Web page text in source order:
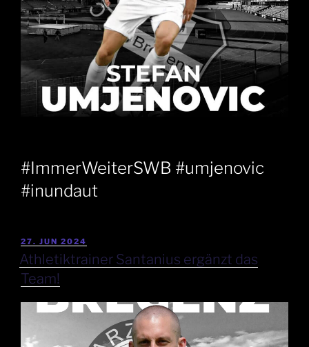
#ImmerWeiterSWB #umjenovic
#inundaut
27. JUN 2024
Athletiktrainer Santanius ergänzt das
Team!